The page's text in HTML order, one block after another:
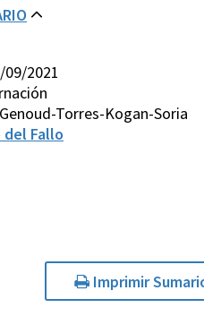
09/2021
Torres-Kogan-Soria
Fallo
Imprimir